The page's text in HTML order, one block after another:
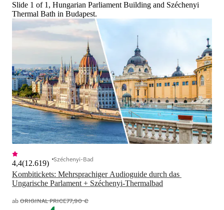
Slide 1 of 1, Hungarian Parliament Building and Széchenyi
Thermal Bath in Budapest.
Kombitickets: Mehrsprachiger Audioguide durch das
Ungarische Parlament + Széchenyi-Thermalbad
4,4(12.619) Széchenyi-Bad
abORIGINAL PRICE77,90 €